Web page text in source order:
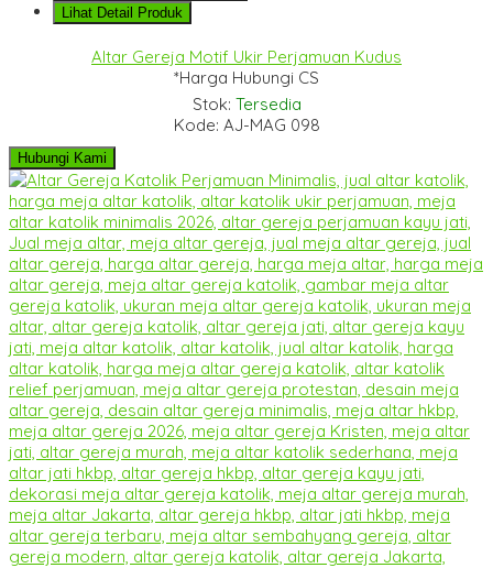
Lihat Detail Produk
Altar Gereja Motif Ukir Perjamuan Kudus
*Harga Hubungi CS
Stok: Tersedia
Kode: AJ-MAG 098
Hubungi Kami